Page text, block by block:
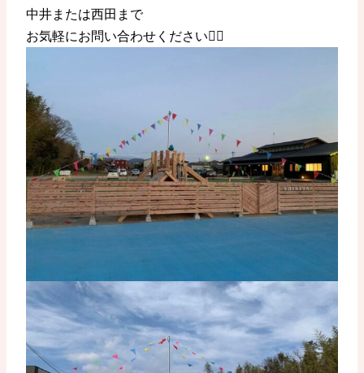
中井または西田まで
お気軽にお問い合わせください🙇‍♀️